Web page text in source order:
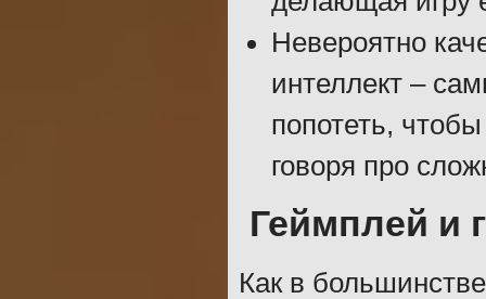
Невероятно
интеллект –
попотеть,
говоря про
Геймплей и
Как в